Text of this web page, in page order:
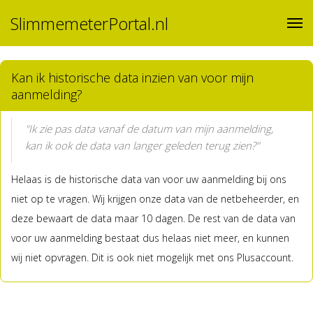
SlimmemeterPortal.nl
Kan ik historische data inzien van voor mijn
aanmelding?
"Ik zie pas data vanaf de datum van mijn aanmelding,
kan ik ook de data van langer geleden terug zien?"
Helaas is de historische data van voor uw aanmelding bij ons
niet op te vragen. Wij krijgen onze data van de netbeheerder, en
deze bewaart de data maar 10 dagen. De rest van de data van
voor uw aanmelding bestaat dus helaas niet meer, en kunnen
wij niet opvragen. Dit is ook niet mogelijk met ons Plusaccount.